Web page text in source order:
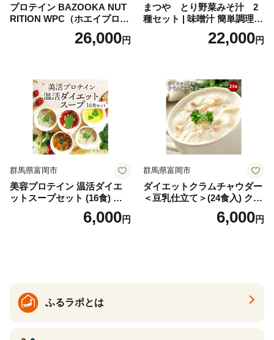
プロテイン BAZOOKA NUT
RITION WPC（ホエイプロテ
イン）＜プレーン＞ 900g｜
バズーカ岡田監修・植物由来
ロン [AIEN005]
26,000円
まつや とり野菜みそ汁 2
種セット | 味噌汁 簡単調理
お味噌 おみそ みそ とり野菜
時短料理 時短ごはん ご当地
22,000円
群馬県富岡市
美容プロテイン 温活ダイエ
ットスープセット (16食) 小
分け スープ 食べ比べ セット
詰合せ クラムチャウダー チ
6,000円
群馬県富岡市
ダイエットクラムチャウダー
＜豆乳仕立て＞(24食入) クラ
ムチャウダー 豆乳 ダイエッ
ト スープ プロテイン たんぱ
6,000円
ふるラボとは